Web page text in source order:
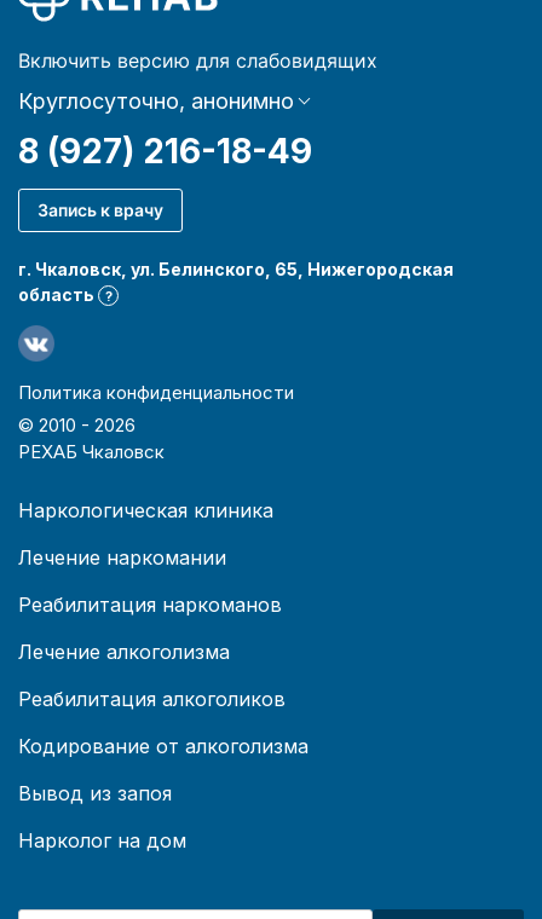
Включить версию для слабовидящих
Круглосуточно, анонимно
8 (927) 216-18-49
Запись к врачу
г. Чкаловск, ул. Белинского, 65, Нижегородская
область
?
Политика конфиденциальности
© 2010 - 2026
РЕХАБ Чкаловск
Наркологическая клиника
Лечение наркомании
Реабилитация наркоманов
Лечение алкоголизма
Реабилитация алкоголиков
Кодирование от алкоголизма
Вывод из запоя
Нарколог на дом